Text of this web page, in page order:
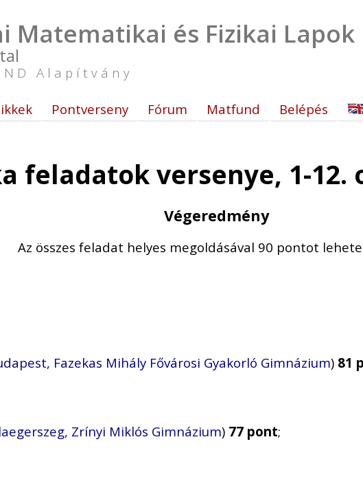
Matematikai és Fizikai Lapok
Alapítvány
Pontverseny Fórum Matfund Belépés
feladatok versenye, 1-12.
Végeredmény
Az összes feladat helyes megoldásával 90 pontot
Fazekas Mihály Fővárosi Gyakorló Gimnázium) 81
Zrínyi Miklós Gimnázium) 77 pont;